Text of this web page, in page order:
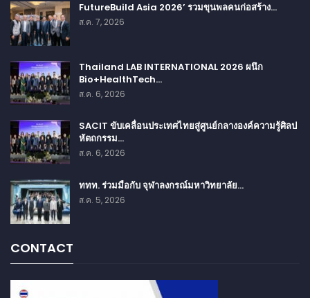
FutureBuild Asia 2026’ รวมขุนพลคนก่อสร้าง…
ส.ค. 7, 2026
Thailand LAB INTERNATIONAL 2026 ผนึก
Bio+HealthTech…
ส.ค. 6, 2026
SACIT ขับเคลื่อนประเทศไทยสู่ศูนย์กลางองค์ความรู้ศิลป
หัตถกรรม…
ส.ค. 6, 2026
ททท. ร่วมมือกับ จุฬาลงกรณ์มหาวิทยาลัย…
ส.ค. 5, 2026
CONTACT